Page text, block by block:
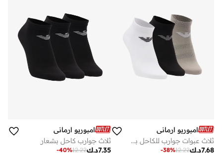
امبوريو ارماني
ثلاث عبوات جوارب للكاحل بشعار
د.ك7.68
12.22
-38%
امبوريو ارماني
ثلاث جوارب كاحل بشعار
د.ك7.35
12.22
-40%